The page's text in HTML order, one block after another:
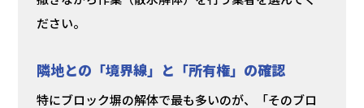
ださい。
隣地との「境界線」と「所有権」の確認
特にブロック塀の解体で最も多いのが、「そのブロ